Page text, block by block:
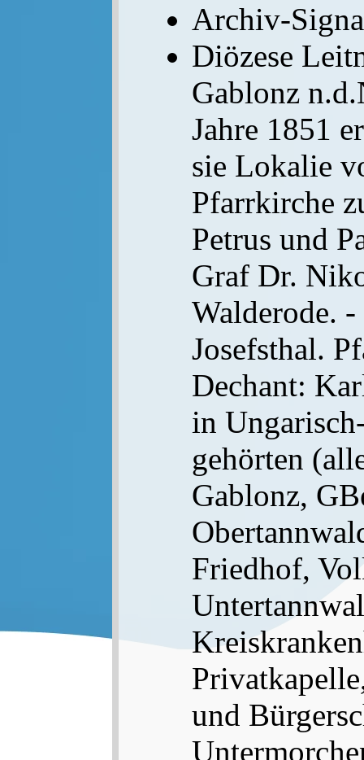
Archiv-
Diözese
Gablonz
Jahre 1851
sie Lokalie
Pfarrkirche
Petrus und
Graf Dr.
Walderode. -
Josefsthal.
Dechant:
in
gehörten
Gablonz,
Friedhof,
und